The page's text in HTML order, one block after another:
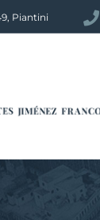
Piantini